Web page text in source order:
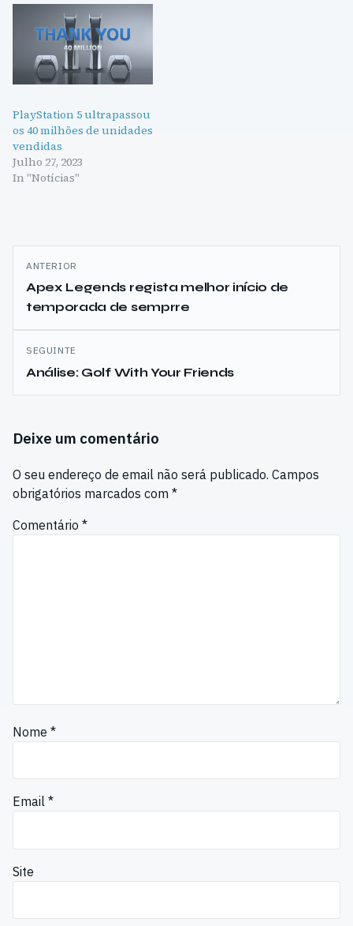
mais de uma hora, e que
dará a conhecer algumas
novidades relacionadas
com a PlayStation®5. Jim…
PlayStation 5 ultrapassou
os 40 milhões de unidades
vendidas
Julho 27, 2023
In "Notícias"
Navegação
de
artigos
ANTERIOR
Apex Legends regista melhor início de
temporada de semprre
SEGUINTE
Análise: Golf With Your Friends
Deixe um comentário
O seu endereço de email não será publicado. Campos
obrigatórios marcados com *
Comentário *
Nome *
Email *
Site